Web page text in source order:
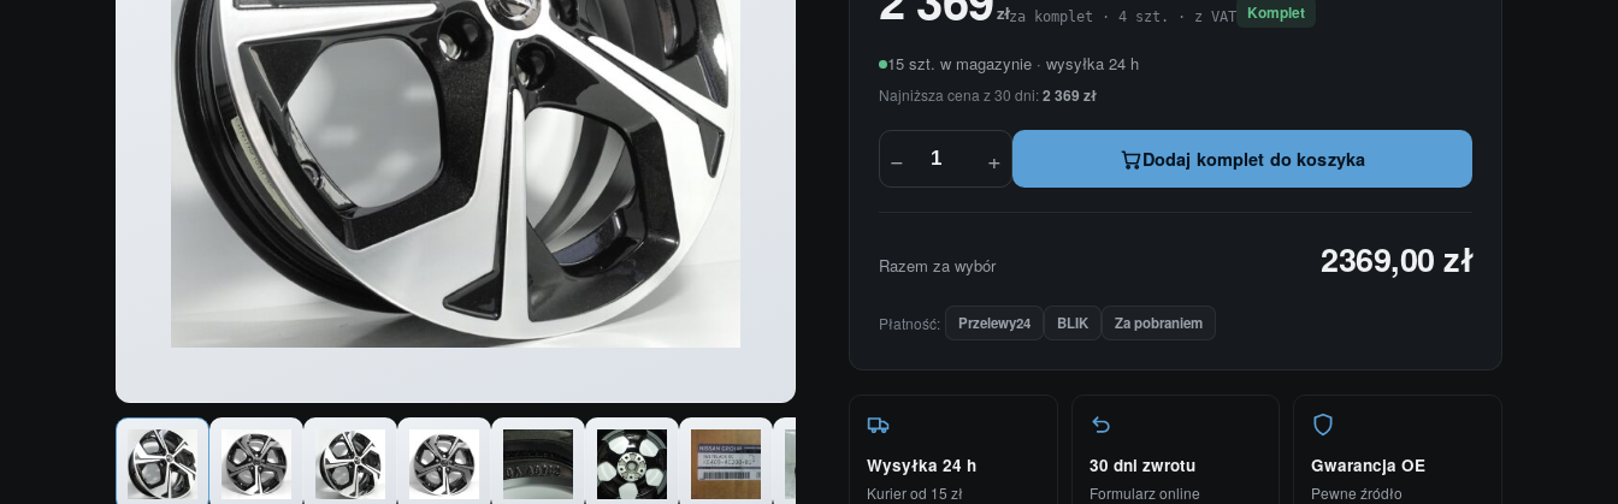
złza komplet · 4 szt. · z VAT Komplet
15 szt. w magazynie · wysyłka 24 h
Najniższa cena z 30 dni:2 369 zł
− + Dodaj komplet do koszyka
Razem za wybór 2369,00 zł
Płatność: Przelewy24 BLIK Za pobraniem
Wysyłka 24 h
Kurier od 15 zł
30 dni zwrotu
Formularz online
Gwarancja OE
Pewne źródło